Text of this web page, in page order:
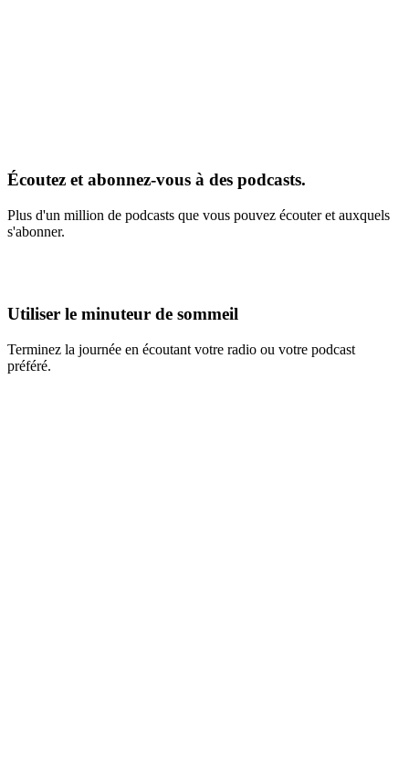
Écoutez et abonnez-vous à des podcasts.
Plus d'un million de podcasts que vous pouvez écouter et auxquels
s'abonner.
Utiliser le minuteur de sommeil
Terminez la journée en écoutant votre radio ou votre podcast
préféré.